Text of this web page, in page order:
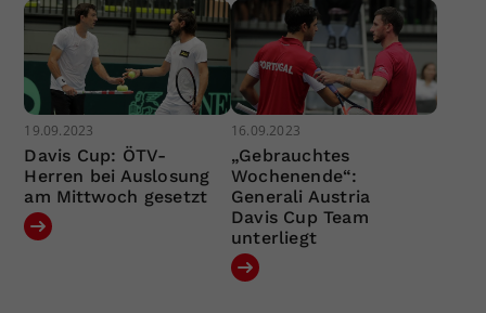
19.09.2023
Davis Cup: ÖTV-
Herren bei Auslosung
am Mittwoch gesetzt
16.09.2023
„Gebrauchtes
Wochenende“:
Generali Austria
Davis Cup Team
unterliegt